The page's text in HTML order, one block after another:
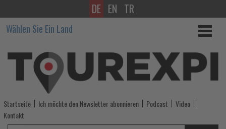
Wissen,
was
im
Tourismus
los
ist!
DE EN TR
Wählen Sie Ein Land
Startseite Ich möchte den Newsletter abonnieren Podcast
Video
Kontakt